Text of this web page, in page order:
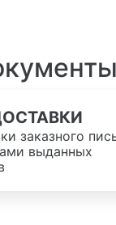
заказного
выданных